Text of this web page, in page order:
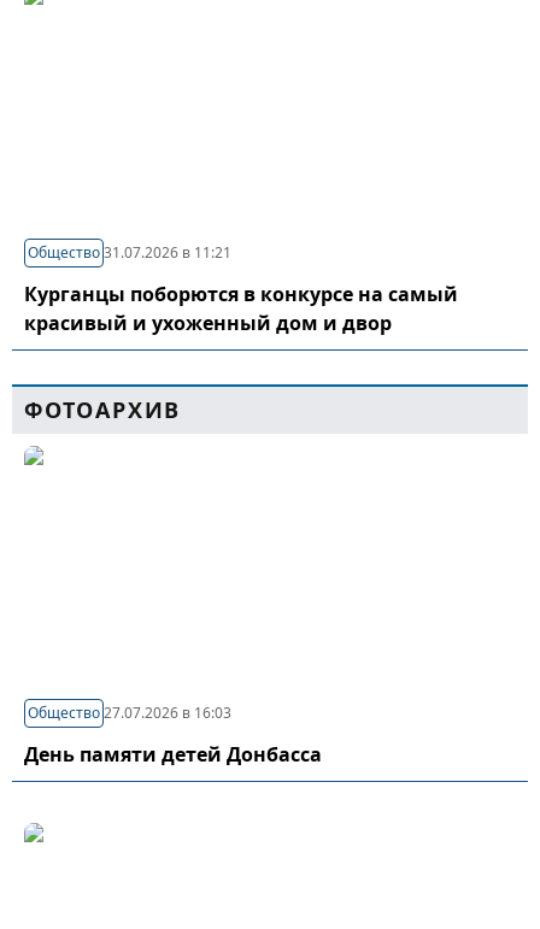
Общество31.07.2026 в 11:21
Курганцы поборются в конкурсе на самый
красивый и ухоженный дом и двор
ФОТОАРХИВ
Общество27.07.2026 в 16:03
День памяти детей Донбасса